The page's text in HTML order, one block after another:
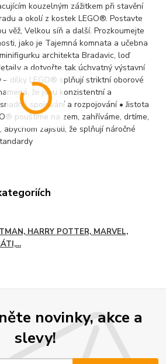
kouzelným zážitkem při stavění
a okolí z kostek LEGO®. Postavte
věž, Velkou síň a další. Prozkoumejte
jako je Tajemná komnata a učebna
architekta Bradavic, loď
a dotvořte tak úchvatný výstavní
– dílky LEGO® splňují striktní oborové
že jsou konzistentní a
spojování a rozpojování • Jistota
pouštíme na zem, zahříváme, drtíme,
zajistili, že splňují náročné
HARRY POTTER, MARVEL,
novinky, akce a
slevy!